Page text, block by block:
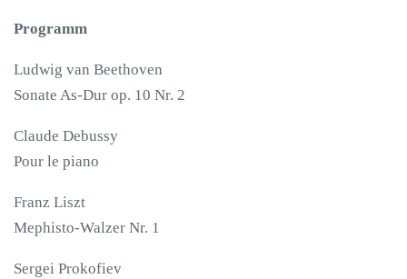
Programm
Ludwig van Beethoven
Sonate As-Dur op. 10 Nr. 2
Claude Debussy
Pour le piano
Franz Liszt
Mephisto-Walzer Nr. 1
Sergei Prokofiev